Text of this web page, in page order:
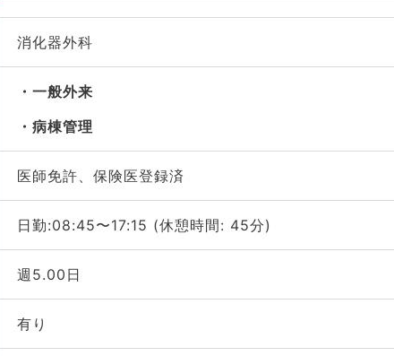
消化器外科
一般外来
病棟管理
医師免許、保険医登録済
日勤:08:45〜17:15 (休憩時間: 45分)
週5.00日
有り